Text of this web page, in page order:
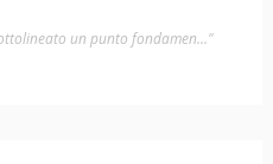
un punto fondamen..."